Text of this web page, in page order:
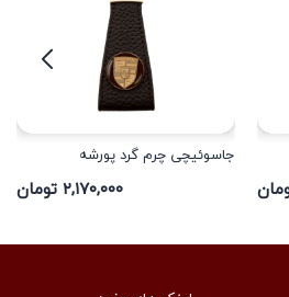
جاسوئیچی چرم گرد پورشه
۲,۱۷۰,۰۰۰ تومان